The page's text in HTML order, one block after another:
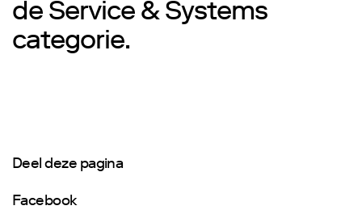
de Service & Systems
categorie.
Deel deze pagina
Facebook